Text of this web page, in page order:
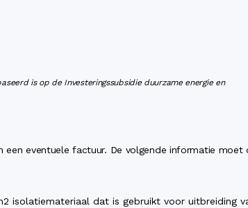
is op de Investeringssubsidie duurzame energie en
eventuele factuur. De volgende informatie moet
isolatiemateriaal dat is gebruikt voor uitbreiding